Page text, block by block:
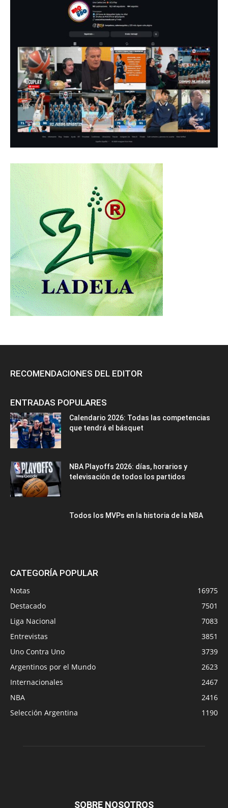
RECOMENDACIONES DEL EDITOR
ENTRADAS POPULARES
Calendario 2026: Todas las competencias
que tendrá el básquet
NBA Playoffs 2026: días, horarios y
televisación de todos los partidos
Todos los MVPs en la historia de la NBA
CATEGORÍA POPULAR
Notas
16975
Destacado
7501
Liga Nacional
7083
Entrevistas
3851
Uno Contra Uno
3739
Argentinos por el Mundo
2623
Internacionales
2467
NBA
2416
Selección Argentina
1190
SOBRE NOSOTROS